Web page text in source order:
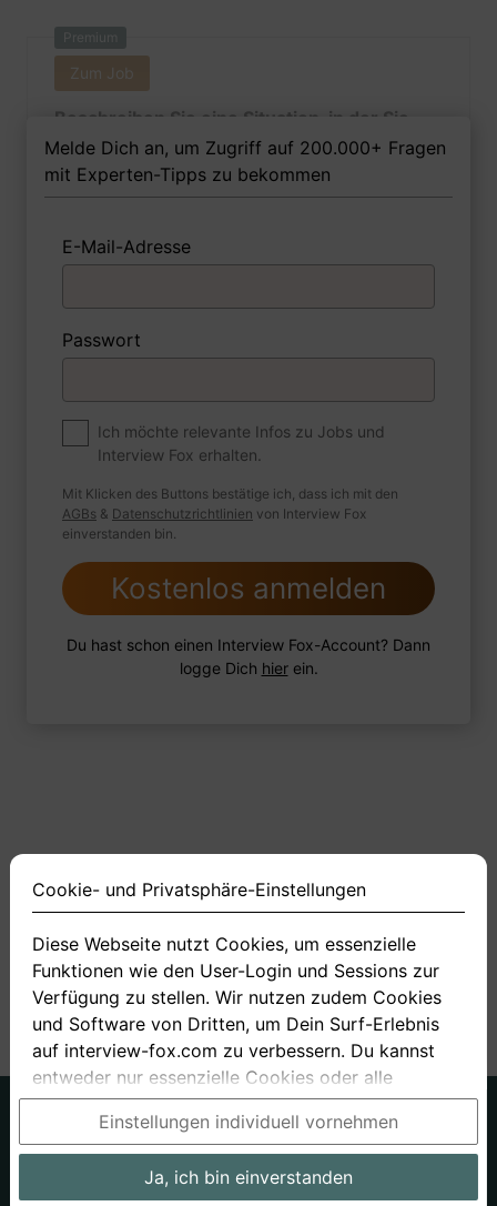
Premium
Zum Job
Beschreiben Sie eine Situation, in der Sie
sich berechtigt fühlen würden, einen
direkten Befehl Ihres Kommandanten zu
missachten.
1 Beispiel Antwort schreiben Audio aufnehmen
Was haben Sie gemacht, um sicherzustellen,
dass Sie für eine Karriere bei der Feuerwehr
bereit sind?
Melde Dich an, um Zugriff auf 200.000+ Fragen
mit Experten-Tipps zu bekommen
E-Mail-Adresse
Passwort
Ich möchte relevante Infos zu Jobs und
Interview Fox erhalten.
Mit Klicken des Buttons bestätige ich, dass ich mit den
AGBs & Datenschutzrichtlinien von Interview Fox
einverstanden bin.
Kostenlos anmelden
Du hast schon einen Interview Fox-Account? Dann
logge Dich hierein.
< 1 2 3 4 11 >
Über uns
Datenschutz
AGB
Bewerbungsfragen Preise
Cookie- und Privatsphäre-Einstellungen
Diese Webseite nutzt Cookies, um essenzielle
Funktionen wie den User-Login und Sessions zur
Verfügung zu stellen. Wir nutzen zudem Cookies
und Software von Dritten, um Dein Surf-Erlebnis
auf interview-fox.com zu verbessern. Du kannst
entweder nur essenzielle Cookies oder alle
Cookies akzeptieren. Du kannst Deine
Einstellungen jederzeit in unseren Cookie- und
Privatsphäre-Einstellungen ändern. Dieser Link ist
im Footer unserer Seit zu finden. Wenn Du mehr
Einstellungen individuell vornehmen
Ja, ich bin einverstanden